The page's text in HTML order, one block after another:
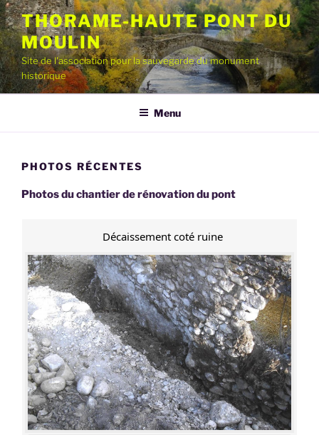
Aller
au
contenu
principal
THORAME-HAUTE PONT DU
MOULIN
Site de l'association pour la sauvegarde du monument
historique
Menu
PHOTOS RÉCENTES
Photos du chantier de rénovation du pont
Décaissement coté ruine